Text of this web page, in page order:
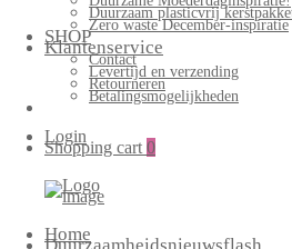
Duurzaam plasticvrij
Zero waste December-inspiratie
SHOP
Klantenservice
Contact
Levertijd en verzending
Retourneren
Betalingsmogelijkheden
Login
Shopping cart 0
again
Primary
Menu Home